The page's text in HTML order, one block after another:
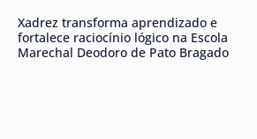
Xadrez transforma aprendizado e
fortalece raciocínio lógico na Escola
Marechal Deodoro de Pato Bragado